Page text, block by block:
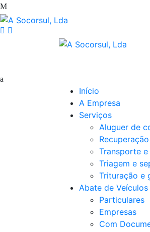
Início
A Empresa
Serviços
Aluguer de
Transporte e
Triagem e
Trituração e
Abate de Veículos
Particulares
Empresas
Com